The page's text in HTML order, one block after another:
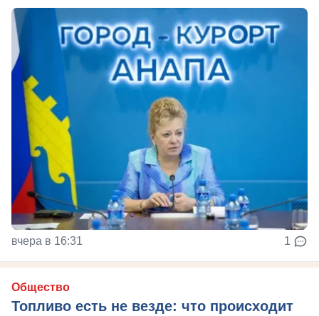
вчера в 16:31 1
Общество
Топливо есть не везде: что происходит